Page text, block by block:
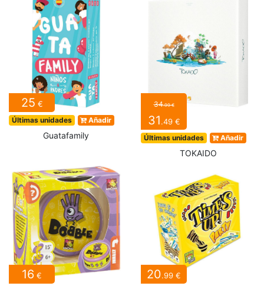
25 €
Últimas unidades Añadir
Guatafamily
34.99 €
31.49 €
Últimas unidades Añadir
TOKAIDO
16 € 20.99 €